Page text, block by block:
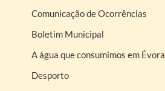
Comunicação de Ocorrências
Boletim Municipal
A água que consumimos em Évora
Desporto